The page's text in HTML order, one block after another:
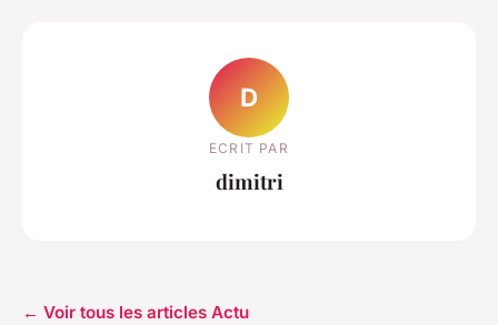
D
ECRIT PAR
dimitri
← Voir tous les articles Actu